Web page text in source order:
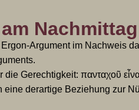
Nachmittag
Argument im Nachweis
Gerechtigkeit: πανταχοῦ εἶναι
eine derartige Beziehung zur